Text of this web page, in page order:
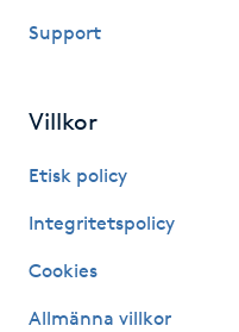
Klangmassage
Klippning & Slingor
Klippning ungdom
Support
Villkor
Etisk policy
Integritetspolicy
Cookies
Allmänna villkor